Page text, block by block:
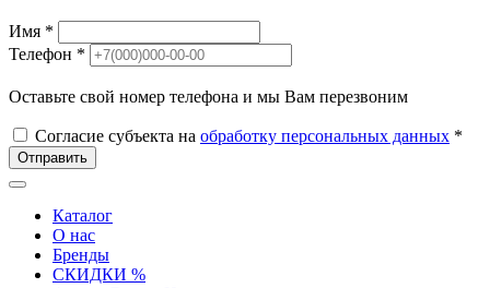
Имя *
Телефон *
Оставьте свой номер телефона и мы Вам перезвоним
Согласие субъекта на обработку персональных данных *
Отправить
Каталог
О нас
Бренды
СКИДКИ %